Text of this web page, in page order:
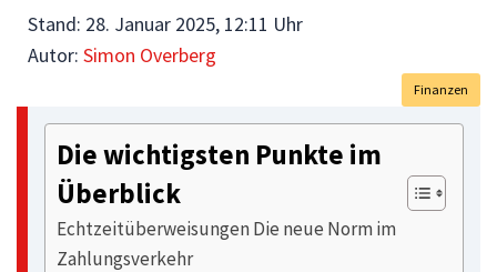
Stand: 28. Januar 2025, 12:11 Uhr
Autor: Simon Overberg
Finanzen
Die wichtigsten Punkte im
Überblick
Echtzeitüberweisungen Die neue Norm im
Zahlungsverkehr